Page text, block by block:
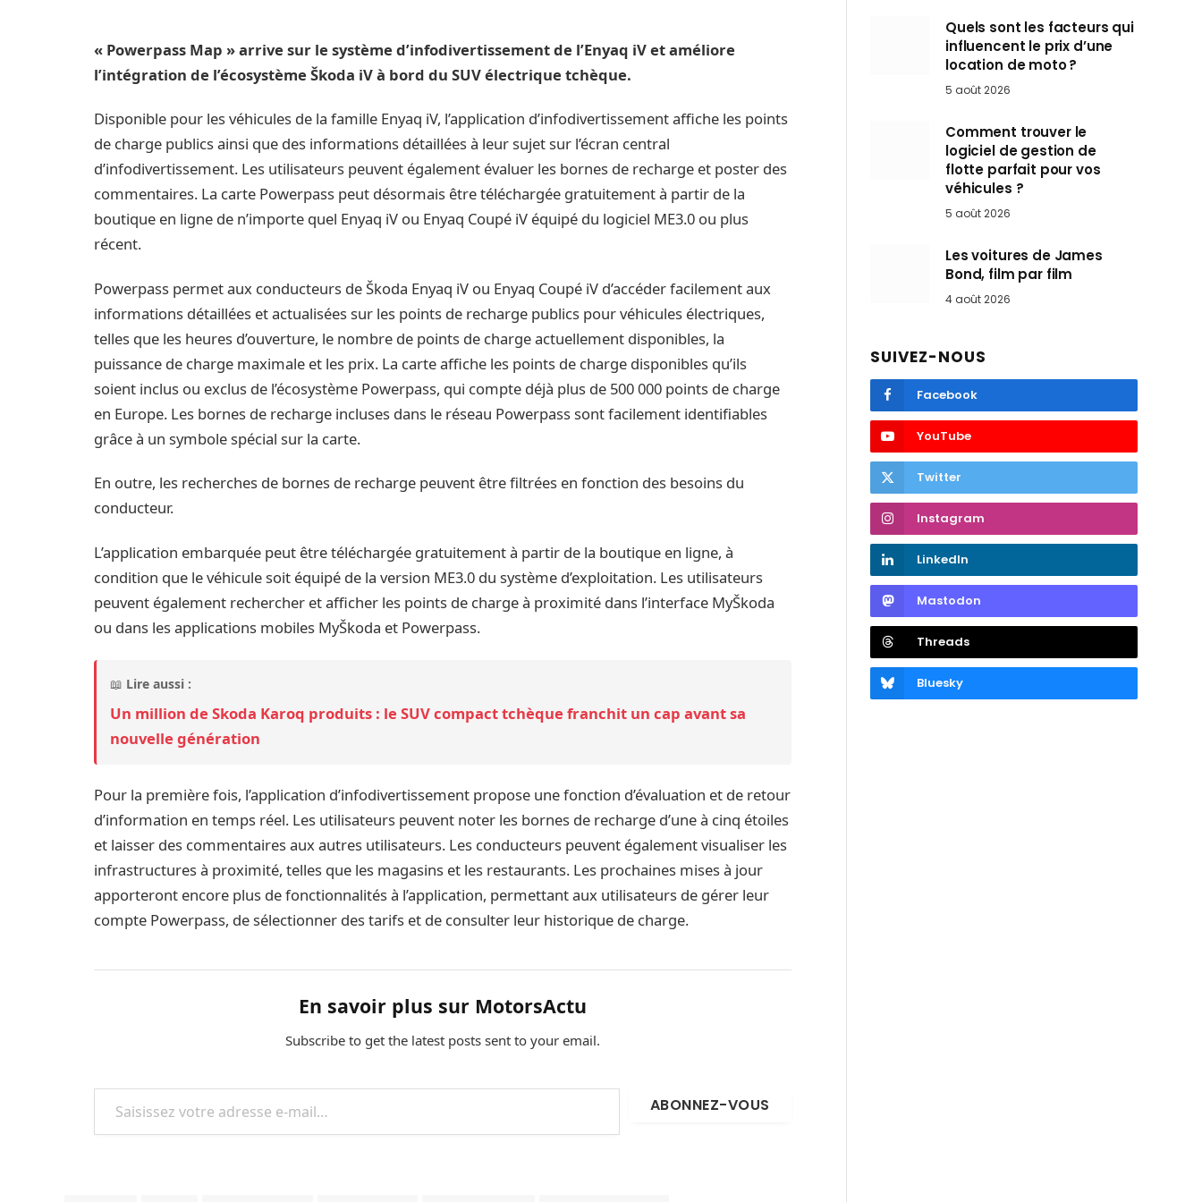
« Powerpass Map » arrive sur le système d’infodivertissement de l’Enyaq iV et améliore
l’intégration de l’écosystème Škoda iV à bord du SUV électrique tchèque.
Disponible pour les véhicules de la famille Enyaq iV, l’application d’infodivertissement affiche les points
de charge publics ainsi que des informations détaillées à leur sujet sur l’écran central
d’infodivertissement. Les utilisateurs peuvent également évaluer les bornes de recharge et poster des
commentaires. La carte Powerpass peut désormais être téléchargée gratuitement à partir de la
boutique en ligne de n’importe quel Enyaq iV ou Enyaq Coupé iV équipé du logiciel ME3.0 ou plus
récent.
Powerpass permet aux conducteurs de Škoda Enyaq iV ou Enyaq Coupé iV d’accéder facilement aux
informations détaillées et actualisées sur les points de recharge publics pour véhicules électriques,
telles que les heures d’ouverture, le nombre de points de charge actuellement disponibles, la
puissance de charge maximale et les prix. La carte affiche les points de charge disponibles qu’ils
soient inclus ou exclus de l’écosystème Powerpass, qui compte déjà plus de 500 000 points de charge
en Europe. Les bornes de recharge incluses dans le réseau Powerpass sont facilement identifiables
grâce à un symbole spécial sur la carte.
En outre, les recherches de bornes de recharge peuvent être filtrées en fonction des besoins du
conducteur.
L’application embarquée peut être téléchargée gratuitement à partir de la boutique en ligne, à
condition que le véhicule soit équipé de la version ME3.0 du système d’exploitation. Les utilisateurs
peuvent également rechercher et afficher les points de charge à proximité dans l’interface MyŠkoda
ou dans les applications mobiles MyŠkoda et Powerpass.
📖 Lire aussi :
Un million de Skoda Karoq produits : le SUV compact tchèque franchit un cap avant sa
nouvelle génération
Pour la première fois, l’application d’infodivertissement propose une fonction d’évaluation et de retour
d’information en temps réel. Les utilisateurs peuvent noter les bornes de recharge d’une à cinq étoiles
et laisser des commentaires aux autres utilisateurs. Les conducteurs peuvent également visualiser les
infrastructures à proximité, telles que les magasins et les restaurants. Les prochaines mises à jour
apporteront encore plus de fonctionnalités à l’application, permettant aux utilisateurs de gérer leur
compte Powerpass, de sélectionner des tarifs et de consulter leur historique de charge.
En savoir plus sur MotorsActu
Subscribe to get the latest posts sent to your email.
Saisissez votre adresse e-mail…
ABONNEZ-VOUS
Quels sont les facteurs qui
influencent le prix d’une
location de moto ?
5 août 2026
Comment trouver le
logiciel de gestion de
flotte parfait pour vos
véhicules ?
5 août 2026
Les voitures de James
Bond, film par film
4 août 2026
SUIVEZ-NOUS
Facebook
YouTube
Twitter
Instagram
LinkedIn
Mastodon
Threads
Bluesky